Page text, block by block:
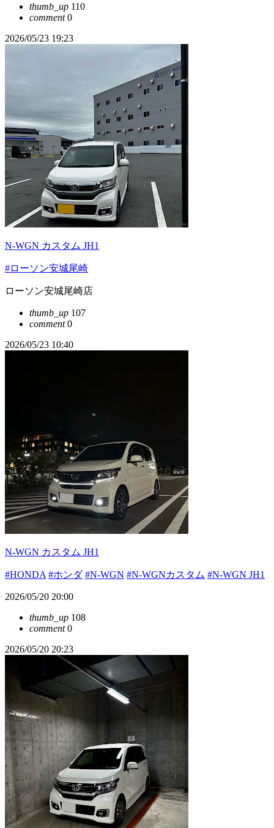
thumb_up 110
comment0
2026/05/23 19:23
N-WGN カスタム JH1
#ローソン安城尾崎
ローソン安城尾崎店
thumb_up 107
comment0
2026/05/23 10:40
N-WGN カスタム JH1
#HONDA #ホンダ #N-WGN #N-WGNカスタム #N-WGN JH1
2026/05/20 20:00
thumb_up 108
comment0
2026/05/20 20:23